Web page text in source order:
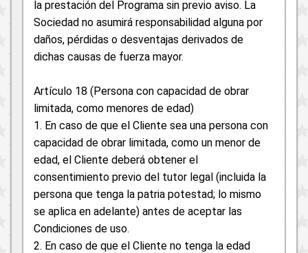
la prestación del Programa sin previo aviso. La
Sociedad no asumirá responsabilidad alguna por
daños, pérdidas o desventajas derivados de
dichas causas de fuerza mayor.
Artículo 18 (Persona con capacidad de obrar
limitada, como menores de edad)
1. En caso de que el Cliente sea una persona con
capacidad de obrar limitada, como un menor de
edad, el Cliente deberá obtener el
consentimiento previo del tutor legal (incluida la
persona que tenga la patria potestad; lo mismo
se aplica en adelante) antes de aceptar las
Condiciones de uso.
2. En caso de que el Cliente no tenga la edad